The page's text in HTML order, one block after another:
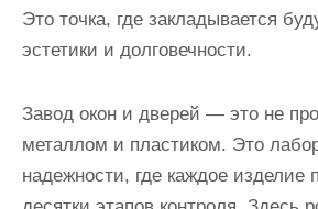
Это точка, где закладывается
эстетики и долговечности.
Завод окон и дверей — это не
металлом и пластиком. Это
надежности, где каждое изделие